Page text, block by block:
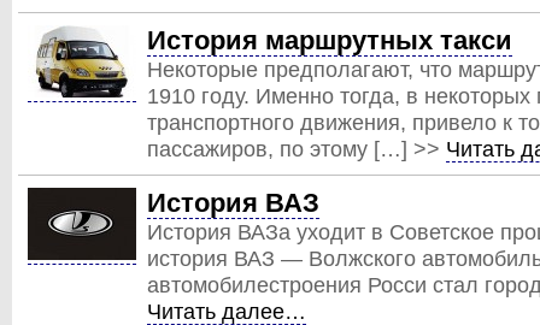
История маршрутных такси
Некоторые предполагают, что
1910 году. Именно тогда, в
транспортного движения, привело к
пассажиров, по этому […] >> Читать
История ВАЗ
История ВАЗа уходит в Советское
история ВАЗ — Волжского
автомобилестроения Росси стал
Читать далее…